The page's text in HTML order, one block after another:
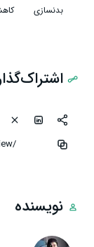
بدنسازی
نویسنده